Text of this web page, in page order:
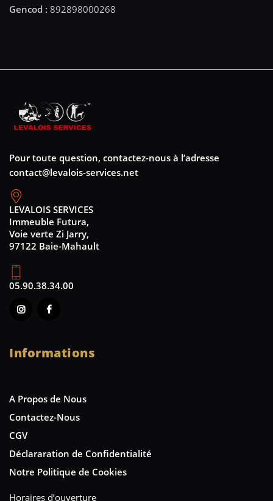
Pour toute question, contactez-nous à l’adresse
contact@levalois-services.net
LEVALOIS SERVICES
Immeuble Futura,
Voie verte Zi Jarry,
97122 Baie-Mahault
05.90.38.34.00
Informations
A Propos de Nous
Contactez-Nous
CGV
Déclararation de Confidentialité
Notre Politique de Cookies
Horaires d’ouverture